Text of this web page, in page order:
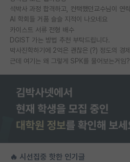
AI 학회들 거품 슬슬 지적이 나오네요
카이스트 서류 전형 배수
DGIST 가는 방법 추천 부탁드립니다.
근데 여기는 왜 그렇게 SPK를 물어보는거임?
🔥 시선집중 핫한 인기글